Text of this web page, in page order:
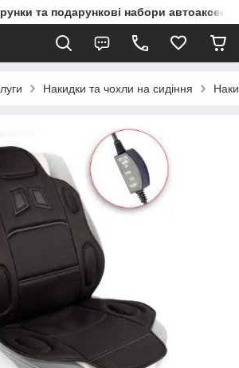
та подарункові набори
Накидки та чохли на сидіння